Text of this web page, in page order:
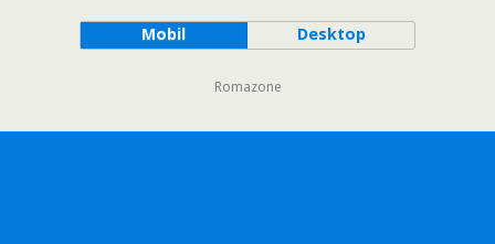
Mobil Desktop
Romazone